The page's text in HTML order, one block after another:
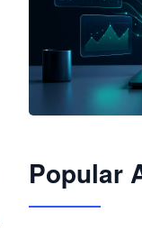
JimoClaw 桌
Popular